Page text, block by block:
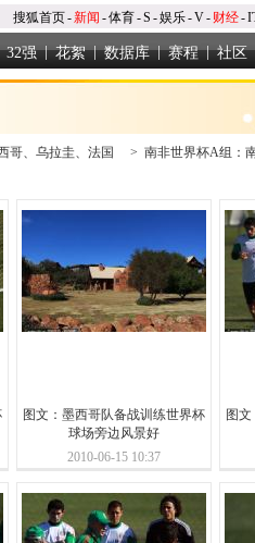
搜狐首页-新闻 -体育-S -娱乐-V- 财经-
32强 | 花絮 | 数据库 | 赛程 | 社区
哥、乌拉圭、法国 > 南非世界杯A组：
图文：墨西哥队备战训练世界杯
球场旁边风景好
2010-06-15 10:37
图